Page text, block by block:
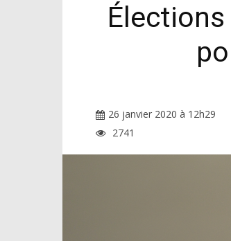
26 janvier 2020 à 12h29
2741